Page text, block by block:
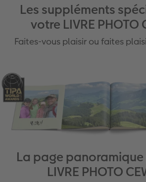
Les suppléments
votre LIVRE PHOTO
Faites-vous plaisir ou faites
La page
LIVRE PHOTO